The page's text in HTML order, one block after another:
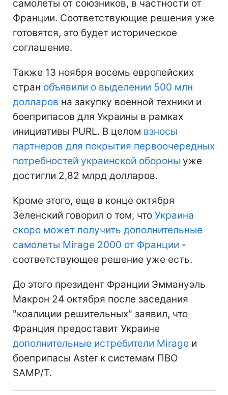
самолеты от союзников, в частности от
Франции. Соответствующие решения уже
готовятся, это будет историческое
соглашение.
Также 13 ноября восемь европейских
стран объявили о выделении 500 млн
долларов на закупку военной техники и
боеприпасов для Украины в рамках
инициативы PURL. В целом взносы
партнеров для покрытия первоочередных
потребностей украинской обороны уже
достигли 2,82 млрд долларов.
Кроме этого, еще в конце октября
Зеленский говорил о том, что Украина
скоро может получить дополнительные
самолеты Mirage 2000 от Франции -
соответствующее решение уже есть.
До этого президент Франции Эммануэль
Макрон 24 октября после заседания
"коалиции решительных" заявил, что
Франция предоставит Украине
дополнительные истребители Mirage и
боеприпасы Aster к системам ПВО
SAMP/T.